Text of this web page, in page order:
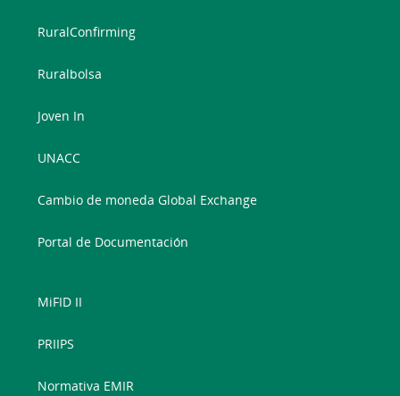
RuralConfirming
Ruralbolsa
Joven In
UNACC
Cambio de moneda Global Exchange
Portal de Documentación
MiFID II
PRIIPS
Normativa EMIR